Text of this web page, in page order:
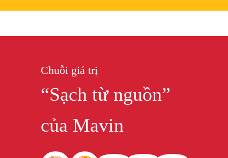
Chuỗi giá trị
“Sạch từ nguồn”
của Mavin